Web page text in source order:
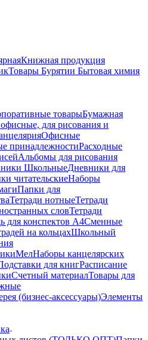
Книжная продукция
Товары Бурятии Бытовая химия
товарыБумажная
для рисования и
Офисные
принадлежностиРасходные
Альбомы для рисования
ШкольныеДневники для
читательскиеНаборы
Папки для
Тетради нотныеТетради
словТетради
для конспектов А4Сменные
на кольцахШкольный
МелНаборы канцелярских
для книгРасписание
Счетный материалТовары для
(бизнес-аксессуары)Элементы